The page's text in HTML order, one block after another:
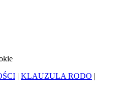
| KLAUZULA RODO |